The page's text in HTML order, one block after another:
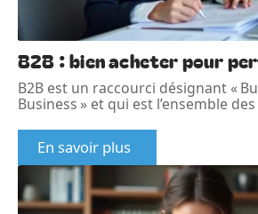
B2B : bien acheter pour
B2B est un raccourci désignant «
Business » et qui est l’ensemble
En savoir plus